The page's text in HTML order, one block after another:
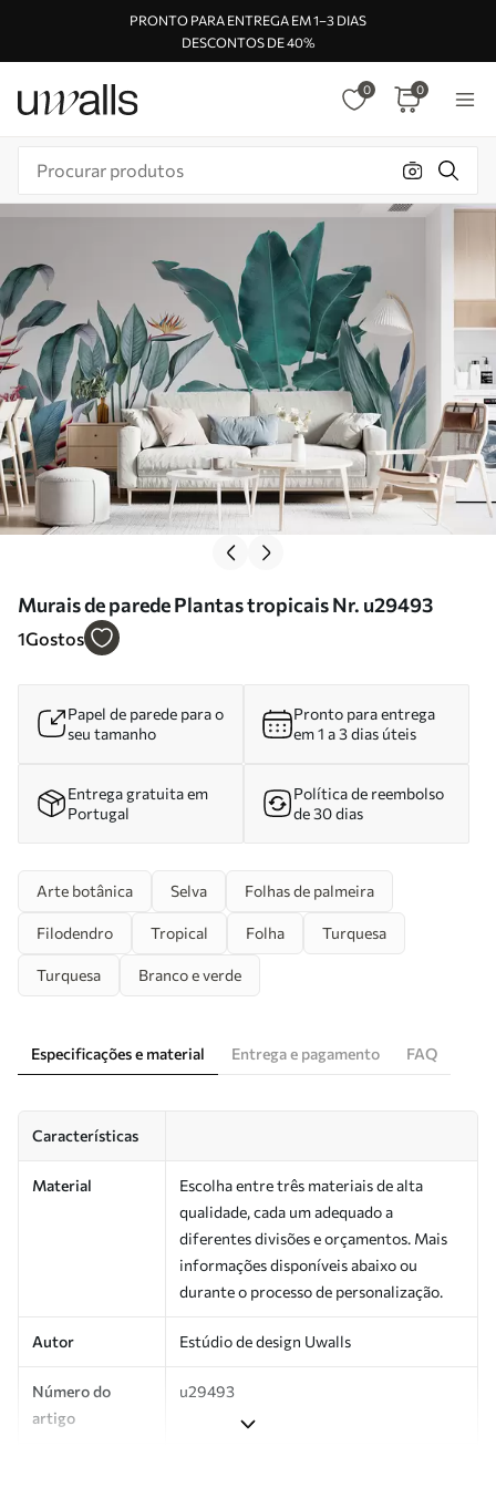
PRONTO PARA ENTREGA EM 1–3 DIAS
DESCONTOS DE 40%
0 0
Murais de parede Plantas tropicais Nr. u29493
1Gostos
Papel de parede para o
seu tamanho
Pronto para entrega
em 1 a 3 dias úteis
Entrega gratuita em
Portugal
Política de reembolso
de 30 dias
Arte botânica Selva Folhas de palmeira
Filodendro Tropical Folha Turquesa
Turquesa Branco e verde
Especificações e material Entrega e pagamento FAQ
Características
Material
Escolha entre três materiais de alta
qualidade, cada um adequado a
diferentes divisões e orçamentos. Mais
informações disponíveis abaixo ou
durante o processo de personalização.
Autor Estúdio de design Uwalls
Número do
artigo
u29493